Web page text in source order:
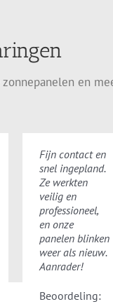
gerust contact
en
Fijn contact en
snel ingepland.
Ze werkten
veilig en
professioneel,
en onze
panelen blinken
weer als nieuw.
Aanrader!
Beoordeling: